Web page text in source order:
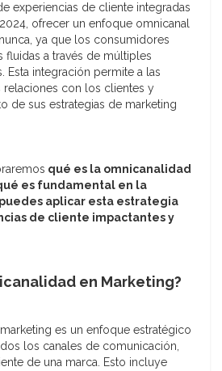
experiencias de cliente integradas
ofrecer un enfoque omnicanal
ya que los consumidores
fluidas a través de múltiples
Esta integración permite a las
relaciones con los clientes y
de sus estrategias de marketing
qué es la omnicanalidad
es fundamental en la
aplicar esta estrategia
de cliente impactantes y
en Marketing?
es un enfoque estratégico
los canales de comunicación,
de una marca. Esto incluye